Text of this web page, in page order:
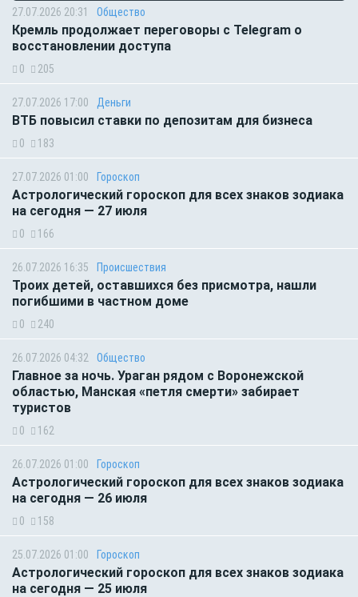
27.07.2026 20:31 Общество
Кремль продолжает переговоры с Telegram о
восстановлении доступа
0 205
27.07.2026 17:00 Деньги
ВТБ повысил ставки по депозитам для бизнеса
0 183
27.07.2026 01:00 Гороскоп
Астрологический гороскоп для всех знаков зодиака
на сегодня — 27 июля
0 166
26.07.2026 16:35 Происшествия
Троих детей, оставшихся без присмотра, нашли
погибшими в частном доме
0 240
26.07.2026 04:32 Общество
Главное за ночь. Ураган рядом с Воронежской
областью, Манская «петля смерти» забирает
туристов
0 162
26.07.2026 01:00 Гороскоп
Астрологический гороскоп для всех знаков зодиака
на сегодня — 26 июля
0 158
25.07.2026 01:00 Гороскоп
Астрологический гороскоп для всех знаков зодиака
на сегодня — 25 июля